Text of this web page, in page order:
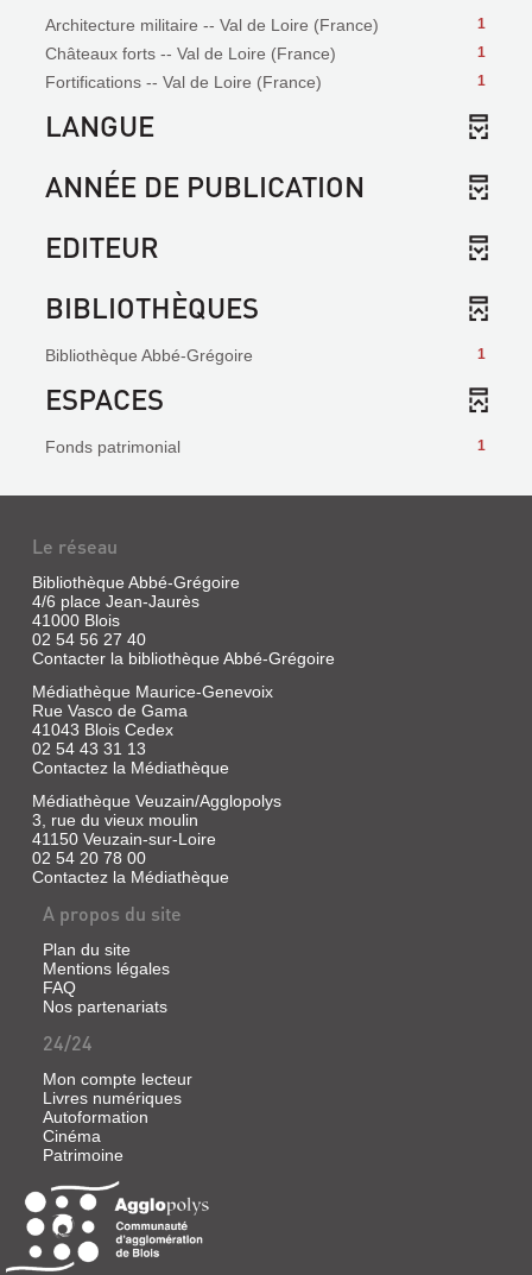
1
Architecture militaire -- Val de Loire (France)
1
Châteaux forts -- Val de Loire (France)
1
Fortifications -- Val de Loire (France)
LANGUE
ANNÉE DE PUBLICATION
EDITEUR
BIBLIOTHÈQUES
1
Bibliothèque Abbé-Grégoire
ESPACES
1
Fonds patrimonial
Le réseau
Bibliothèque Abbé-Grégoire
4/6 place Jean-Jaurès
41000 Blois
02 54 56 27 40
Contacter la bibliothèque Abbé-Grégoire
Médiathèque Maurice-Genevoix
Rue Vasco de Gama
41043 Blois Cedex
02 54 43 31 13
Contactez la Médiathèque
Médiathèque Veuzain/Agglopolys
3, rue du vieux moulin
41150 Veuzain-sur-Loire
02 54 20 78 00
Contactez la Médiathèque
A propos du site
Plan du site
Mentions légales
FAQ
Nos partenariats
24/24
Mon compte lecteur
Livres numériques
Autoformation
Cinéma
Patrimoine